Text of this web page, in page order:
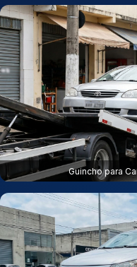
Guincho para